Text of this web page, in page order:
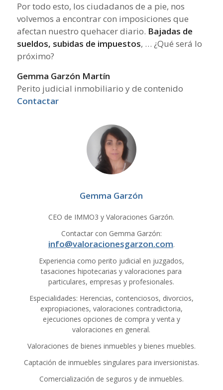
Por todo esto, los ciudadanos de a pie, nos
volvemos a encontrar con imposiciones que
afectan nuestro quehacer diario. Bajadas de
sueldos, subidas de impuestos, … ¿Qué será lo
próximo?
Gemma Garzón Martín
Perito judicial inmobiliario y de contenido
Contactar
Gemma Garzón
CEO de IMMO3 y Valoraciones Garzón.
Contactar con Gemma Garzón:
info@valoracionesgarzon.com.
Experiencia como perito judicial en juzgados,
tasaciones hipotecarias y valoraciones para
particulares, empresas y profesionales.
Especialidades: Herencias, contenciosos, divorcios,
expropiaciones, valoraciones contradictoria,
ejecuciones opciones de compra y venta y
valoraciones en general.
Valoraciones de bienes inmuebles y bienes muebles.
Captación de inmuebles singulares para inversionistas.
Comercialización de seguros y de inmuebles.